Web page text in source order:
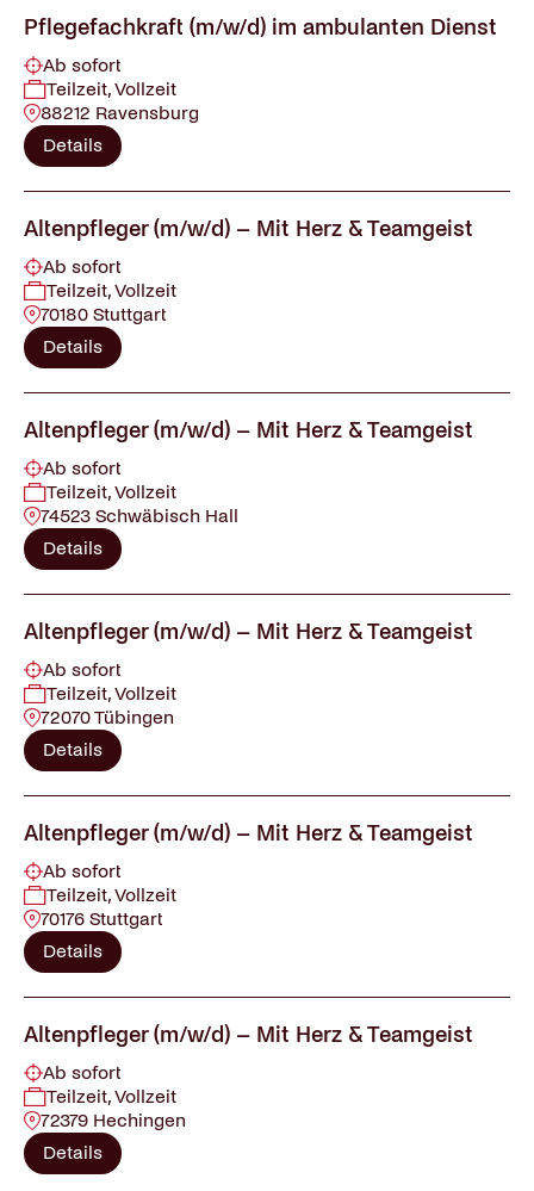
Pflegefachkraft (m/w/d) im ambulanten Dienst
Ab sofort
Teilzeit, Vollzeit
88212 Ravensburg
Details
Altenpfleger (m/w/d) – Mit Herz & Teamgeist
Ab sofort
Teilzeit, Vollzeit
70180 Stuttgart
Details
Altenpfleger (m/w/d) – Mit Herz & Teamgeist
Ab sofort
Teilzeit, Vollzeit
74523 Schwäbisch Hall
Details
Altenpfleger (m/w/d) – Mit Herz & Teamgeist
Ab sofort
Teilzeit, Vollzeit
72070 Tübingen
Details
Altenpfleger (m/w/d) – Mit Herz & Teamgeist
Ab sofort
Teilzeit, Vollzeit
70176 Stuttgart
Details
Altenpfleger (m/w/d) – Mit Herz & Teamgeist
Ab sofort
Teilzeit, Vollzeit
72379 Hechingen
Details